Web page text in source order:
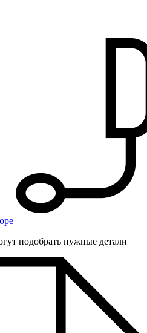
подобрать нужные детали